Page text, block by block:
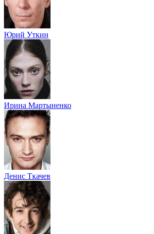
Юрий Уткин
Ирина Мартыненко
Денис Ткачев